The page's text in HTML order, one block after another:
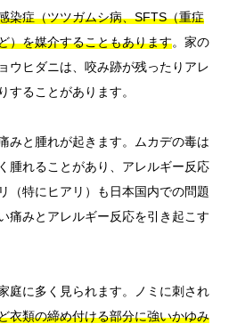
染症（ツツガムシ病、SFTS（重症
）を媒介することもあります。家の
ウヒダニは、咬み跡が残ったりアレ
することがあります。
みと腫れが起きます。ムカデの毒は
腫れることがあり、アレルギー反応
（特にヒアリ）も日本国内での問題
痛みとアレルギー反応を引き起こす
庭に多く見られます。ノミに刺され
衣類の締め付ける部分に強いかゆみ